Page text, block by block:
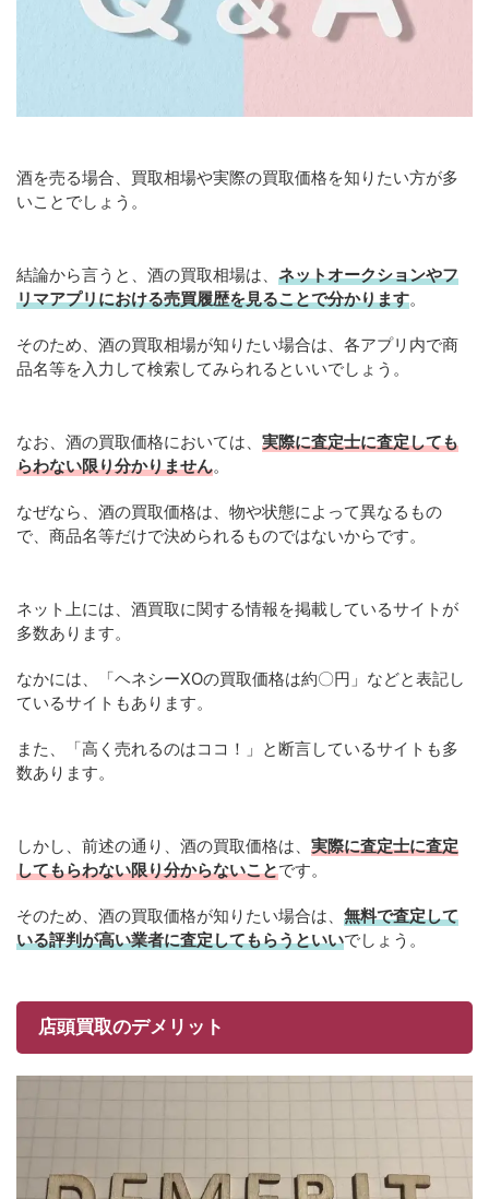
酒を売る場合、買取相場や実際の買取価格を知りたい方が多
いことでしょう。
結論から言うと、酒の買取相場は、 ネットオークションやフ
リマアプリにおける売買履歴を見ることで分かります。
そのため、酒の買取相場が知りたい場合は、各アプリ内で商
品名等を入力して検索してみられるといいでしょう。
なお、酒の買取価格においては、 実際に査定士に査定しても
らわない限り分かりません。
なぜなら、酒の買取価格は、物や状態によって異なるもの
で、商品名等だけで決められるものではないからです。
ネット上には、酒買取に関する情報を掲載しているサイトが
多数あります。
なかには、「ヘネシーXOの買取価格は約〇円」などと表記し
ているサイトもあります。
また、「高く売れるのはココ！」と断言しているサイトも多
数あります。
しかし、前述の通り、酒の買取価格は、 実際に査定士に査定
してもらわない限り分からないことです。
そのため、酒の買取価格が知りたい場合は、 無料で査定して
いる評判が高い業者に査定してもらうといいでしょう。
店頭買取のデメリット